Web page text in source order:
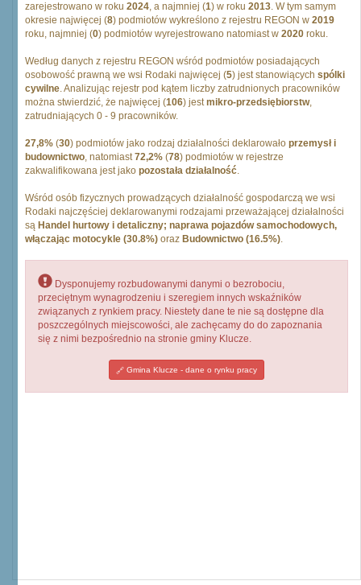
zarejestrowano w roku 2024, a najmniej (1) w roku 2013. W tym samym
okresie najwięcej (8) podmiotów wykreślono z rejestru REGON w 2019
roku, najmniej (0) podmiotów wyrejestrowano natomiast w 2020 roku.
Według danych z rejestru REGON wśród podmiotów posiadających
osobowość prawną we wsi Rodaki najwięcej (5) jest stanowiących spólki
cywilne. Analizując rejestr pod kątem liczby zatrudnionych pracowników
można stwierdzić, że najwięcej (106) jestmikro-przedsiębiorstw,
zatrudniających 0 - 9 pracowników.
27,8% (30) podmiotów jako rodzaj działalności deklarowało przemysł i
budownictwo, natomiast72,2% (78) podmiotów w rejestrze
zakwalifikowana jest jako pozostała działalność.
Wśród osób fizycznych prowadzących działalność gospodarczą we wsi
Rodaki najczęściej deklarowanymi rodzajami przeważającej działalności
są Handel hurtowy i detaliczny; naprawa pojazdów samochodowych,
włączając motocykle (30.8%) oraz Budownictwo (16.5%).
Dysponujemy rozbudowanymi danymi o bezrobociu,
przeciętnym wynagrodzeniu i szeregiem innych wskaźników
związanych z rynkiem pracy. Niestety dane te nie są dostępne dla
poszczególnych miejscowości, ale zachęcamy do do zapoznania
się z nimi bezpośrednio na stronie gminy Klucze.
Gmina Klucze - dane o rynku pracy